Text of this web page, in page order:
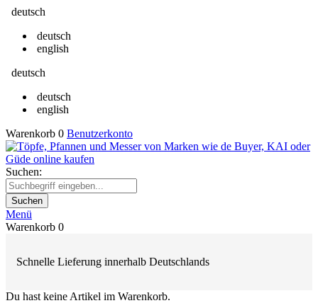
deutsch
deutsch
english
deutsch
deutsch
english
Warenkorb 0 Benutzerkonto
Suchen:
Suchen
Menü
Warenkorb 0
Schnelle Lieferung innerhalb Deutschlands
Du hast keine Artikel im Warenkorb.